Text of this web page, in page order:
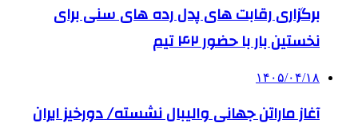
برگزاری رقابت های پدل رده های سنی برای
نخستین بار با حضور ۴۲ تیم
۱۴۰۵/۰۴/۱۸
آغاز ماراتن جهانی والیبال نشسته/ دورخیز ایران